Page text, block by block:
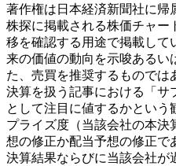
著作権は日本経済新聞社に帰
株探に掲載される株価チャー
移を確認する用途で掲載して
来の価値の動向を示唆あるい
た、売買を推奨するものでは
決算を扱う記事における「サ
として注目に値するかとい
プライズ度（当該会社の本
想の修正か配当予想の修正で
決算結果ならびに当該会社が